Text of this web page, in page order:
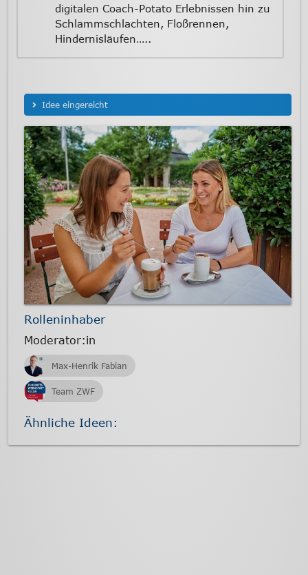
digitalen Coach-Potato Erlebnissen hin zu
Schlammschlachten, Floßrennen,
Hindernisläufen…..
Idee eingereicht
Rolleninhaber
Moderator:in
Max-Henrik Fabian
Team ZWF
Ähnliche Ideen: